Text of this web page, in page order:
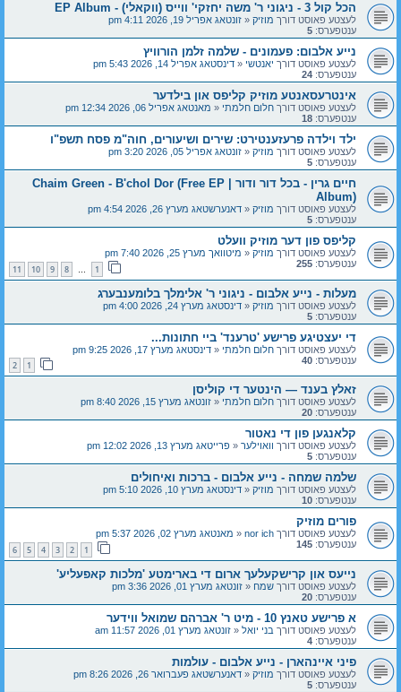
הכל קול 3 - ניגוני ר' משה יחזקי' ווייס (ווקאלי) - EP Album
לעצטע פאוסט דורך מוזיק « זונטאג אפריל 19, 2026 4:11 pm
ענטפערס: 5
נייע אלבום: פעמונים - שלמה זלמן הורוויץ
לעצטע פאוסט דורך יאנטשי « דינסטאג אפריל 14, 2026 5:43 pm
ענטפערס: 24
אינטרעסאנטע מוזיק קליפס און בילדער
לעצטע פאוסט דורך חלום חלמתי « מאנטאג אפריל 06, 2026 12:34 pm
ענטפערס: 18
ילד וילדה פרעזענטירט: שירים ושיעורים, חוה"מ פסח תשפ"ו
לעצטע פאוסט דורך מוזיק « זונטאג אפריל 05, 2026 3:20 pm
ענטפערס: 5
חיים גרין - בכל דור ודור | Chaim Green - B'chol Dor (Free EP
Album)
לעצטע פאוסט דורך מוזיק « דאנערשטאג מערץ 26, 2026 4:54 pm
ענטפערס: 5
קליפס פון דער מוזיק וועלט
לעצטע פאוסט דורך מוזיק « מיטוואך מערץ 25, 2026 7:40 pm
ענטפערס: 255
1
…
8
9
10
11
מעלות - נייע אלבום - ניגוני ר' אלימלך בלומענבערג
לעצטע פאוסט דורך מוזיק « דינסטאג מערץ 24, 2026 4:00 pm
ענטפערס: 5
די יעצטיגע פרישע 'טרענד' ביי חתונות...
לעצטע פאוסט דורך חלום חלמתי « דינסטאג מערץ 17, 2026 9:25 pm
ענטפערס: 40
1
2
זאלץ בענד — הינטער די קוליסן
לעצטע פאוסט דורך חלום חלמתי « זונטאג מערץ 15, 2026 8:40 pm
ענטפערס: 20
קלאנגען פון די נאטור
לעצטע פאוסט דורך וואוילער « פרייטאג מערץ 13, 2026 12:02 pm
ענטפערס: 5
שלמה שמחה - נייע אלבום - ברכות ואיחולים
לעצטע פאוסט דורך מוזיק « דינסטאג מערץ 10, 2026 5:10 pm
ענטפערס: 10
פורים מוזיק
לעצטע פאוסט דורך nor ich
« מאנטאג מערץ 02, 2026 5:37 pm
ענטפערס: 145
1
2
3
4
5
6
נייעס און קרישקעלעך ארום די בארימטע 'מלכות קאפעליע'
לעצטע פאוסט דורך שמח « זונטאג מערץ 01, 2026 3:36 pm
ענטפערס: 20
א פרישע טאנץ 10 - מיט ר' אברהם שמואל ווידער
לעצטע פאוסט דורך בני יואל « זונטאג מערץ 01, 2026 11:57 am
ענטפערס: 4
פיני איינהארן - נייע אלבום - עולמות
לעצטע פאוסט דורך מוזיק « דאנערשטאג פעברואר 26, 2026 8:26 pm
ענטפערס: 5